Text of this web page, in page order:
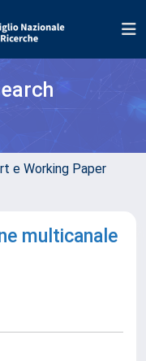
e Working Paper
multicanale